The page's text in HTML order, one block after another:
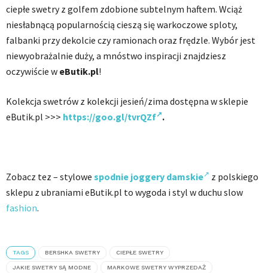
ciepłe swetry z golfem zdobione subtelnym haftem. Wciąż
niesłabnącą popularnością cieszą się warkoczowe sploty,
falbanki przy dekolcie czy ramionach oraz frędzle. Wybór jest
niewyobrażalnie duży, a mnóstwo inspiracji znajdziesz
oczywiście w eButik.pl!
Kolekcja swetrów z kolekcji jesień/zima dostępna w sklepie
eButik.pl >>> https://goo.gl/tvrQZf .
Zobacz tez – stylowe spodnie joggery damskie
z polskiego
sklepu z ubraniami eButik.pl to wygoda i styl w duchu slow
fashion.
TAGS BERSHKA SWETRY CIEPŁE SWETRY
JAKIE SWETRY SĄ MODNE MARKOWE SWETRY WYPRZEDAŻ